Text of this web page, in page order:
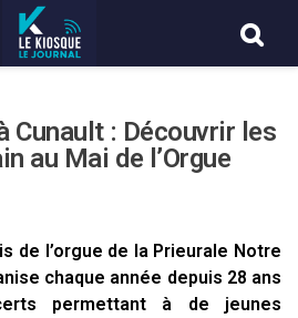
Cunault : Découvrir les
au Mai de l’Orgue
de l’orgue de la Prieurale Notre
chaque année depuis 28 ans
permettant à de jeunes